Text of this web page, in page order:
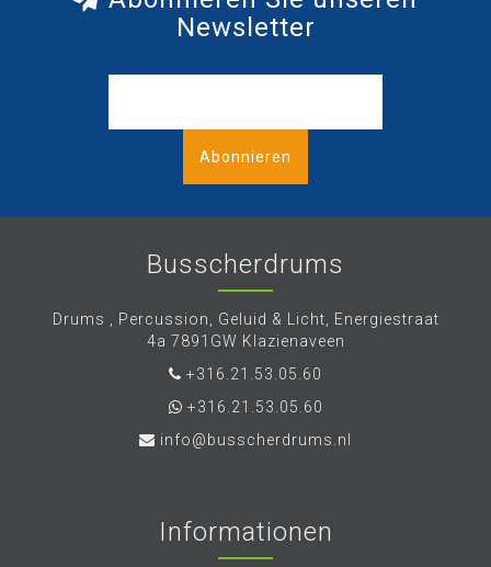
Newsletter
Abonnieren
Busscherdrums
Drums , Percussion, Geluid & Licht, Energiestraat
4a 7891GW Klazienaveen
+316.21.53.05.60
+316.21.53.05.60
info@busscherdrums.nl
Informationen